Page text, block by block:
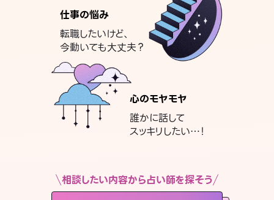
仕事の悩み
転職したいけど、
今動いても大丈夫？
心のモヤモヤ
誰かに話して
スッキリしたい…！
相談したい内容から占い師を探そう